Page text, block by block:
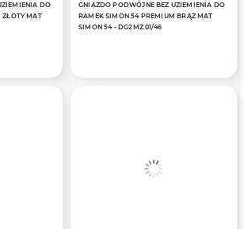
DO
ZŁOTY MAT
GNIAZDO PODWÓJNE BEZ UZIEMIENIA DO
RAMEK SIMON 54 PREMIUM BRĄZ MAT
SIMON 54 - DG2MZ.01/46